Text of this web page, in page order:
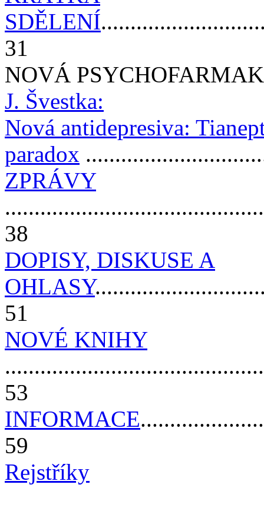
SDĚLENÍ
31
NOVÁ
J. Švestka:
Nová antidepresiva:
paradox
ZPRÁVY
38
DOPISY, DISKUSE A
OHLASY
51
NOVÉ KNIHY
53
INFORMACE
59
Rejstříky